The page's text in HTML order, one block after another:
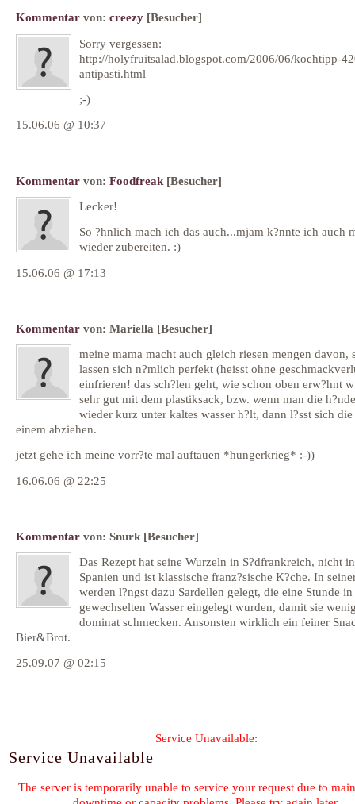
Kommentar von: creezy [Besucher]
Sorry vergessen:
http://holyfruitsalad.blogspot.com/2006/06/kochtipp-
antipasti.html
;-)
15.06.06 @ 10:37
Kommentar von: Foodfreak [Besucher]
Lecker!
So ?hnlich mach ich das auch...mjam k?nnte ich auch
wieder zubereiten. :)
15.06.06 @ 17:13
Kommentar von: Mariella [Besucher]
meine mama macht auch gleich riesen mengen davon,
lassen sich n?mlich perfekt (heisst ohne
einfrieren! das sch?len geht, wie schon oben erw?hnt
sehr gut mit dem plastiksack, bzw. wenn man die
wieder kurz unter kaltes wasser h?lt, dann l?sst sich
einem abziehen.
jetzt gehe ich meine vorr?te mal auftauen *hungerkrieg* :-))
16.06.06 @ 22:25
Kommentar von: Snurk [Besucher]
Das Rezept hat seine Wurzeln in S?dfrankreich, nicht in
Spanien und ist klassische franz?sische K?che. In
werden l?ngst dazu Sardellen gelegt, die eine Stunde in
gewechselten Wasser eingelegt wurden, damit sie
dominat schmecken. Ansonsten wirklich ein feiner
Bier&Brot.
25.09.07 @ 02:15
Formular wird geladen...
Kommentar-Feed für diesen Eintrag